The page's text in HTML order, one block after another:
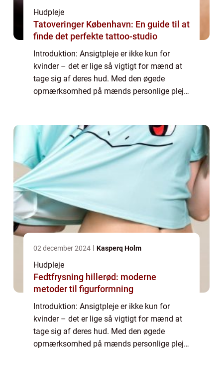
Hudpleje
Tatoveringer København: En guide til at
finde det perfekte tattoo-studio
Introduktion: Ansigtpleje er ikke kun for
kvinder – det er lige så vigtigt for mænd at
tage sig af deres hud. Med den øgede
opmærksomhed på mænds personlige pleje
02 december 2024 Kasperq Holm
Hudpleje
Fedtfrysning hillerød: moderne
metoder til figurformning
Introduktion: Ansigtpleje er ikke kun for
kvinder – det er lige så vigtigt for mænd at
tage sig af deres hud. Med den øgede
opmærksomhed på mænds personlige pleje